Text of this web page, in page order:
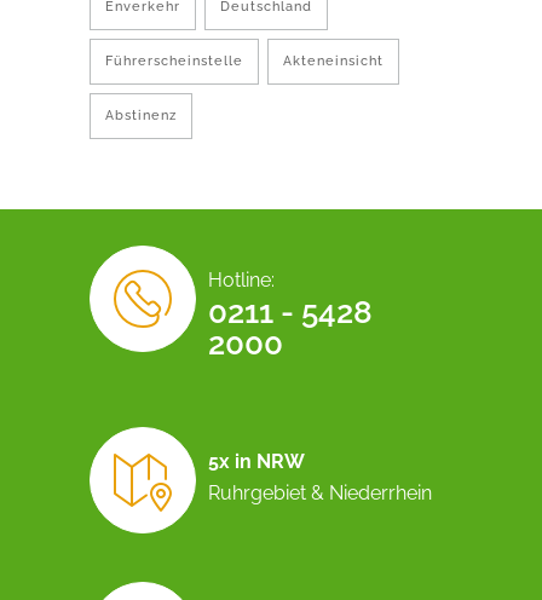
Enverkehr Deutschland
Führerscheinstelle Akteneinsicht
Abstinenz
Hotline:
0211 - 5428
2000
5x in NRW
Ruhrgebiet & Niederrhein